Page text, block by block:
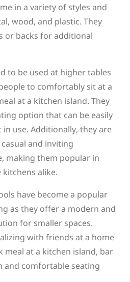
in a variety of styles and
wood, and plastic. They
or backs for additional
to be used at higher tables
to comfortably sit at a
at a kitchen island. They
option that can be easily
use. Additionally, they are
and inviting
making them popular in
alike.
have become a popular
as they offer a modern and
for smaller spaces.
with friends at a home
meal at a kitchen island, bar
and comfortable seating